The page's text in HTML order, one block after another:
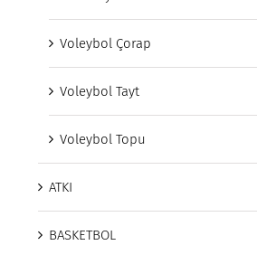
Voleybol Çorap
Voleybol Tayt
Voleybol Topu
ATKI
BASKETBOL